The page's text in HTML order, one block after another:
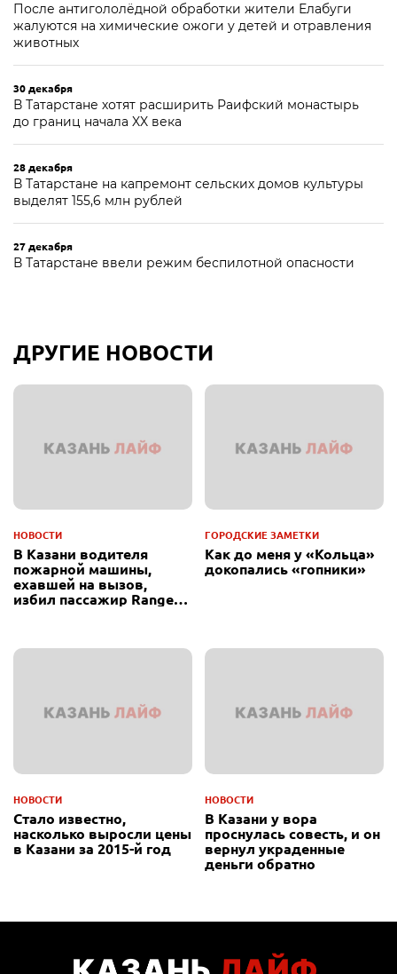
После антигололёдной обработки жители Елабуги
жалуются на химические ожоги у детей и отравления
животных
30 декабря
В Татарстане хотят расширить Раифский монастырь
до границ начала XX века
28 декабря
В Татарстане на капремонт сельских домов культуры
выделят 155,6 млн рублей
27 декабря
В Татарстане ввели режим беспилотной опасности
ДРУГИЕ НОВОСТИ
НОВОСТИ
В Казани водителя
пожарной машины,
ехавшей на вызов,
избил пассажир Range
ГОРОДСКИЕ ЗАМЕТКИ
Как до меня у «Кольца»
докопались «гопники»
НОВОСТИ
Стало известно,
насколько выросли цены
в Казани за 2015-й год
НОВОСТИ
В Казани у вора
проснулась совесть, и он
вернул украденные
деньги обратно